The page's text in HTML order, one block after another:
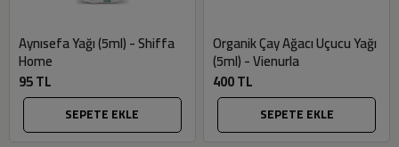
Aynısefa Yağı (5ml) - Shiffa
Home
95 TL
SEPETE EKLE
Organik Çay Ağacı Uçucu Yağı
(5ml) - Vienurla
400 TL
SEPETE EKLE